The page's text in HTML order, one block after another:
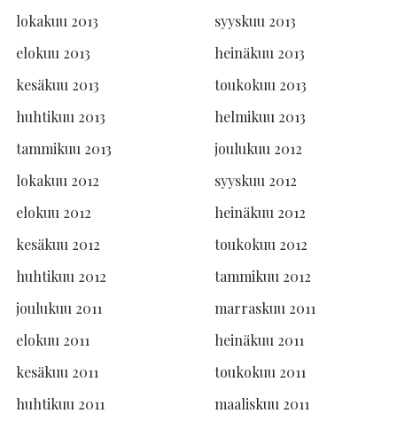
lokakuu 2013
syyskuu 2013
elokuu 2013
heinäkuu 2013
kesäkuu 2013
toukokuu 2013
huhtikuu 2013
helmikuu 2013
tammikuu 2013
joulukuu 2012
lokakuu 2012
syyskuu 2012
elokuu 2012
heinäkuu 2012
kesäkuu 2012
toukokuu 2012
huhtikuu 2012
tammikuu 2012
joulukuu 2011
marraskuu 2011
elokuu 2011
heinäkuu 2011
kesäkuu 2011
toukokuu 2011
huhtikuu 2011
maaliskuu 2011